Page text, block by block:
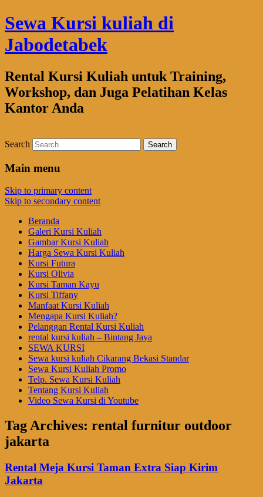
Sewa Kursi kuliah di
Jabodetabek
Rental Kursi Kuliah untuk Training,
Workshop, dan Juga Pelatihan Kelas
Kantor Anda
Search
Main menu
Skip to primary content
Skip to secondary content
Beranda
Galeri Kursi Kuliah
Gambar Kursi Kuliah
Harga Sewa Kursi Kuliah
Kursi Futura
Kursi Olivia
Kursi Taman Kayu
Kursi Tiffany
Manfaat Kursi Kuliah
Mengapa Kursi Kuliah?
Pelanggan Rental Kursi Kuliah
rental kursi kuliah – Bintang Jaya
SEWA KURSI
Sewa kursi kuliah Cikarang Bekasi Standar
Sewa Kursi Kuliah Promo
Telp. Sewa Kursi Kuliah
Tentang Kursi Kuliah
Video Sewa Kursi di Youtube
Tag Archives: rental furnitur outdoor
jakarta
Rental Meja Kursi Taman Extra Siap Kirim
Jakarta